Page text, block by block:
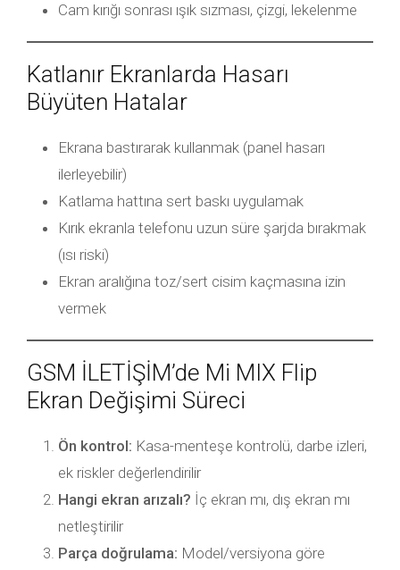
Cam kırığı sonrası ışık sızması, çizgi, lekelenme
Katlanır Ekranlarda Hasarı
Büyüten Hatalar
Ekrana bastırarak kullanmak (panel hasarı
ilerleyebilir)
Katlama hattına sert baskı uygulamak
Kırık ekranla telefonu uzun süre şarjda bırakmak
(ısı riski)
Ekran aralığına toz/sert cisim kaçmasına izin
vermek
GSM İLETİŞİM’de Mi MIX Flip
Ekran Değişimi Süreci
Ön kontrol: Kasa-menteşe kontrolü, darbe izleri,
ek riskler değerlendirilir
Hangi ekran arızalı? İç ekran mı, dış ekran mı
netleştirilir
Parça doğrulama: Model/versiyona göre